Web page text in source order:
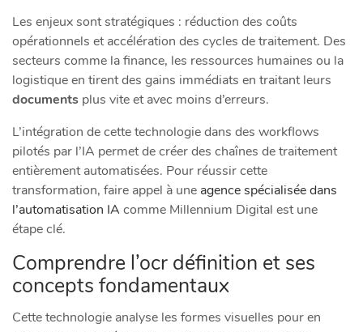
Les enjeux sont stratégiques : réduction des coûts
opérationnels et accélération des cycles de traitement. Des
secteurs comme la finance, les ressources humaines ou la
logistique en tirent des gains immédiats en traitant leurs
documents plus vite et avec moins d’erreurs.
L’intégration de cette technologie dans des workflows
pilotés par l’IA permet de créer des chaînes de traitement
entièrement automatisées. Pour réussir cette
transformation, faire appel à une agence spécialisée dans
l’automatisation IA comme Millennium Digital est une
étape clé.
Comprendre l’ocr définition et ses
concepts fondamentaux
Cette technologie analyse les formes visuelles pour en